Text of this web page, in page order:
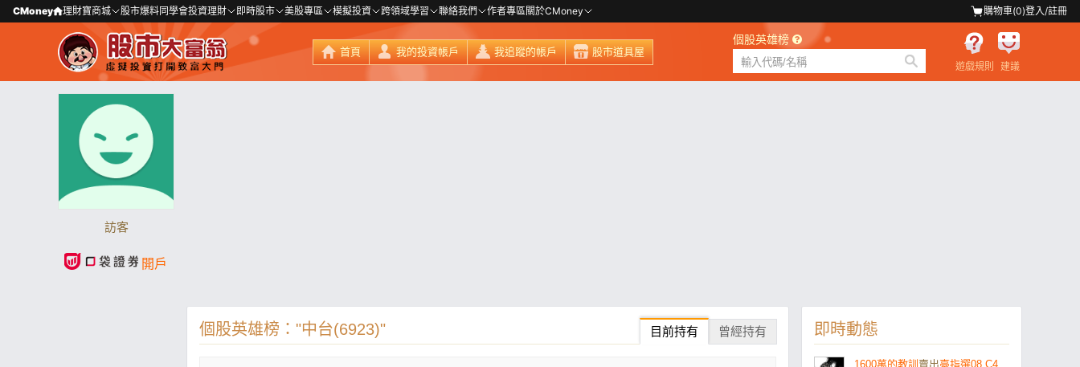
CMoney 理財寶商城 股市爆料同學會投資理財 即時股市 美股專區 模擬投資 跨領域學習 聯絡我們 作者專區關於CMoney 購物車(0)登入/註冊
首頁 我的投資帳戶 我追蹤的帳戶 股市道具屋
個股英雄榜
遊戲規則 建議
訪客
開戶
個股英雄榜："中台(6923)" 目前持有 曾經持有 即時動態
1600萬的教訓賣出臺指選08 C45700